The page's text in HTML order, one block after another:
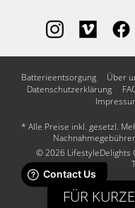
Batterieentsorgung Über
Datenschutzerklärung
* Alle Preise inkl. gesetzl.
© 2026 LifestyleDelights
FÜR